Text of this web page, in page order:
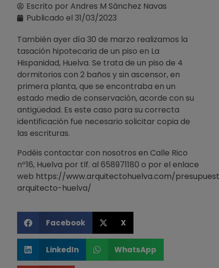
Escrito por Andres M Sánchez Navas
Publicado el 31/03/2023
También ayer día 30 de marzo realizamos la
tasación hipotecaria de un piso en La
Hispanidad, Huelva. Se trata de un piso de 4
dormitorios con 2 baños y sin ascensor, en
primera planta, que se encontraba en un
estado medio de conservación, acorde con su
antigüedad. Es este caso para su correcta
identificación fue necesario solicitar copia de
las escrituras.
Podéis contactar con nosotros en Calle Rico
nº16, Huelva por tlf. al 658971180 o por el enlace
web https://www.arquitectohuelva.com/
arquitecto-huelva/
Facebook X
LinkedIn WhatsApp